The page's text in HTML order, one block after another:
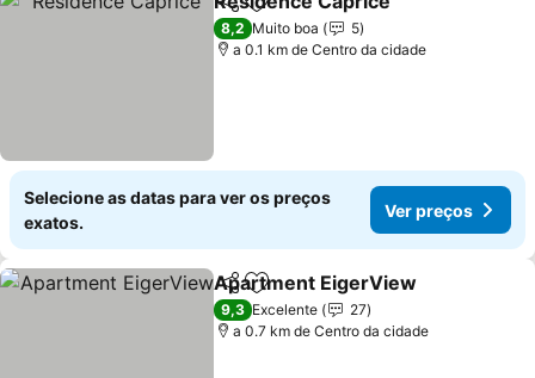
PartilharAdicionar aos favoritos
8,2 Muito boa
5
a 0.1 km de Centro da cidade
Selecione as datas para ver os preços
exatos.
Ver preços
PartilharAdicionar aos favoritos
Apartment EigerView
9,3 Excelente
27
a 0.7 km de Centro da cidade